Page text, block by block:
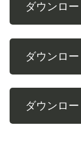
ダウンロ
ダウンロ
ダウンロ